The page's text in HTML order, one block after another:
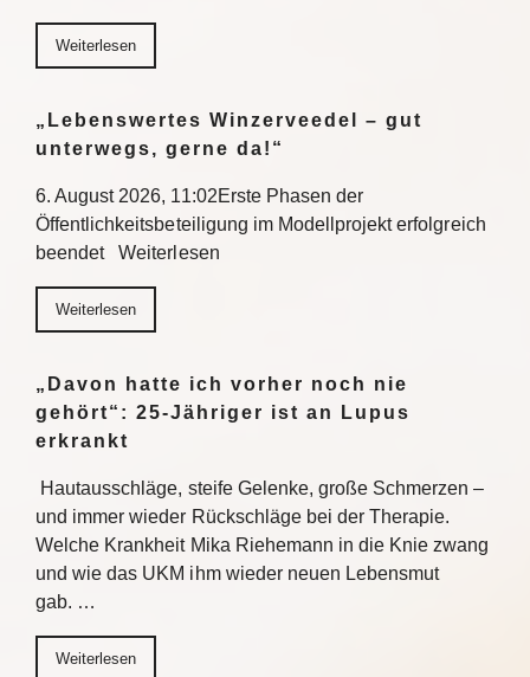
Weiterlesen
„Lebenswertes Winzerveedel – gut
unterwegs, gerne da!“
6. August 2026, 11:02Erste Phasen der
Öffentlichkeitsbeteiligung im Modellprojekt erfolgreich
beendet Weiterlesen
Weiterlesen
„Davon hatte ich vorher noch nie
gehört“: 25-Jähriger ist an Lupus
erkrankt
Hautausschläge, steife Gelenke, große Schmerzen –
und immer wieder Rückschläge bei der Therapie.
Welche Krankheit Mika Riehemann in die Knie zwang
und wie das UKM ihm wieder neuen Lebensmut
gab. …
Weiterlesen